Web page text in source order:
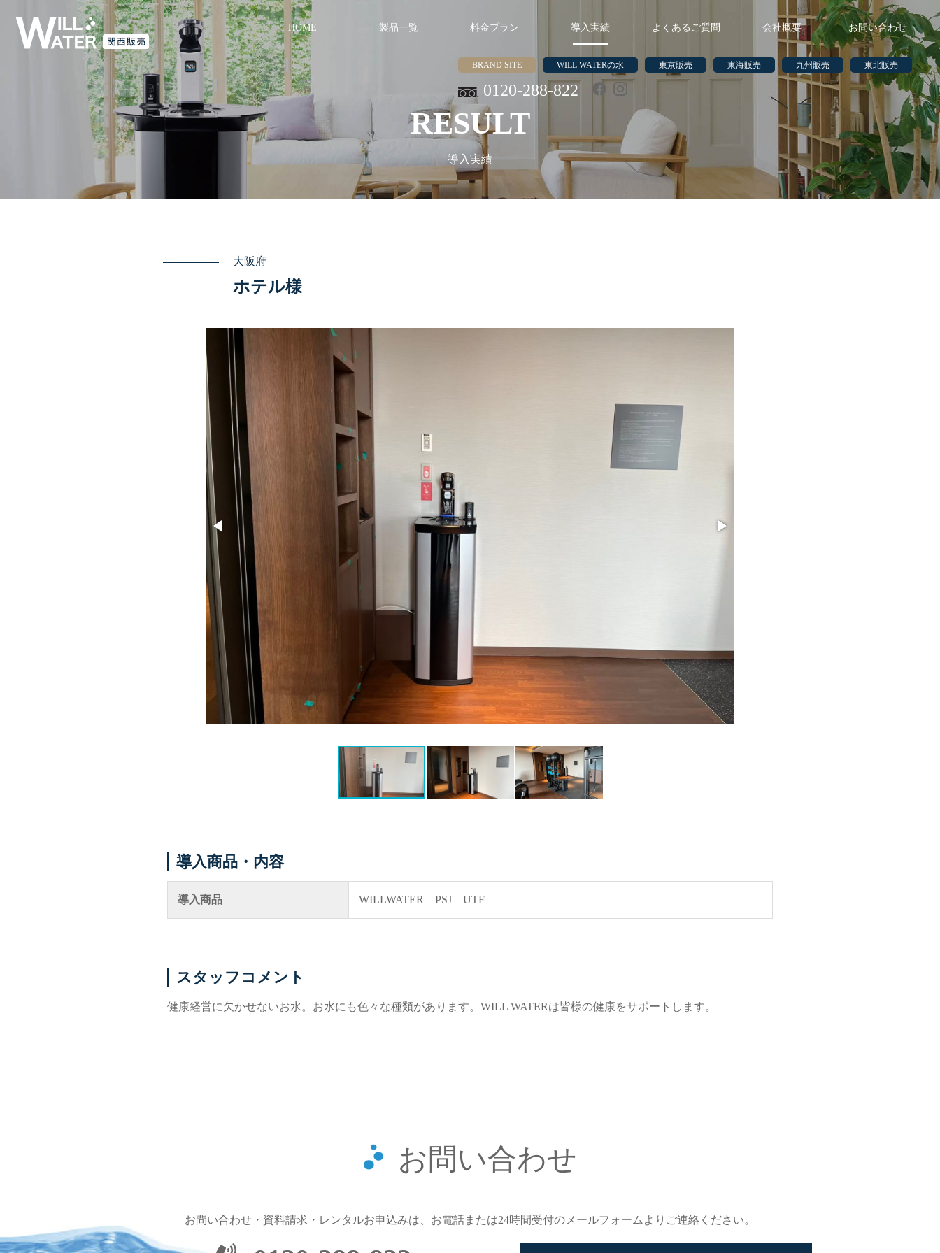
HOME 製品一覧 料金プラン 導入実績 よくあるご質問 会社概要 お問い合わせ
BRAND SITE WILL WATERの水 東京販売 東海販売 九州販売 東北販売
0120-288-822
RESULT
導入実績
大阪府
ホテル様
導入商品・内容
導入商品 WILLWATER PSJ UTF
スタッフコメント
健康経営に欠かせないお水。お水にも色々な種類があります。WILL WATERは皆様の健康をサポートします。
お問い合わせ
お問い合わせ・資料請求・レンタルお申込みは、お電話または24時間受付のメールフォームよりご連絡ください。